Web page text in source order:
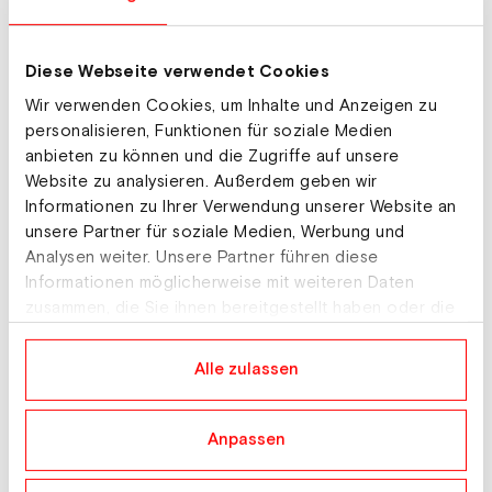
Diese Webseite verwendet Cookies
Wir verwenden Cookies, um Inhalte und Anzeigen zu
personalisieren, Funktionen für soziale Medien
anbieten zu können und die Zugriffe auf unsere
Website zu analysieren. Außerdem geben wir
Informationen zu Ihrer Verwendung unserer Website an
unsere Partner für soziale Medien, Werbung und
Analysen weiter. Unsere Partner führen diese
Informationen möglicherweise mit weiteren Daten
Alle zulassen
Anpassen
Weltcup Massenstart Damen 2025/26
Biathlon | 33. Platz: Tamara STEINER (AUT)
Weltcup Staffel Damen 2025/26
Weltcup Sprint Herren 2025/26
Weltcup Verfolgung Herren 2025/26
Biathlon | 73. Platz: Dominic UNTERWEGER (AUT)
Weltcup Einzel Herren 2025/26